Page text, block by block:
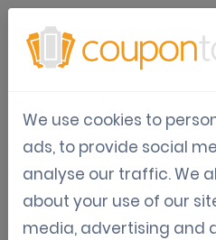
Gamificação
Oct 01, 2024
Sven Wagemakers
We use cookies to
ads, to provide social
analyse our traffic. We
about your use of our
media, advertising and